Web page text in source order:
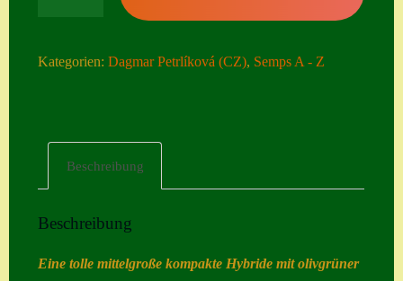
mit Semps
Kasse
Kategorien:Dagmar Petrlíková (CZ), Semps A - Z
Beschreibung
Beschreibung
Eine tolle mittelgroße kompakte Hybride mit olivgrüner